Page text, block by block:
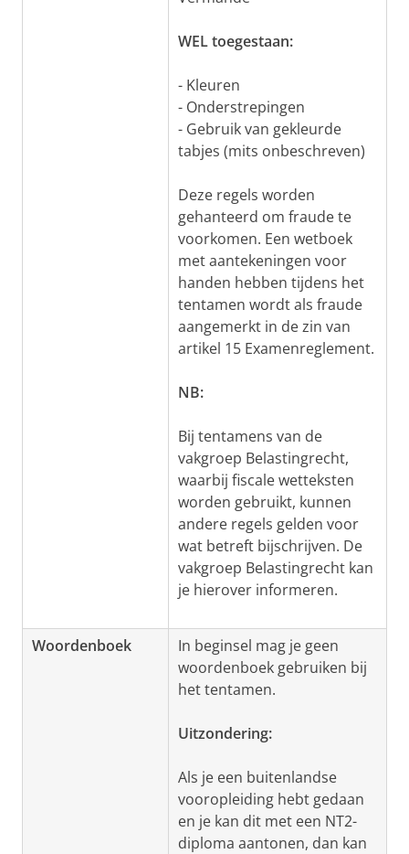
WEL toegestaan:
- Kleuren
- Onderstrepingen
- Gebruik van gekleurde
tabjes (mits onbeschreven)
Deze regels worden
gehanteerd om fraude te
voorkomen. Een wetboek
met aantekeningen voor
handen hebben tijdens het
tentamen wordt als fraude
aangemerkt in de zin van
artikel 15 Examenreglement.
NB:
Bij tentamens van de
vakgroep Belastingrecht,
waarbij fiscale wetteksten
worden gebruikt, kunnen
andere regels gelden voor
wat betreft bijschrijven. De
vakgroep Belastingrecht kan
je hierover informeren.
Woordenboek
In beginsel mag je geen
woordenboek gebruiken bij
het tentamen.
Uitzondering:
Als je een buitenlandse
vooropleiding hebt gedaan
en je kan dit met een NT2-
diploma aantonen, dan kan